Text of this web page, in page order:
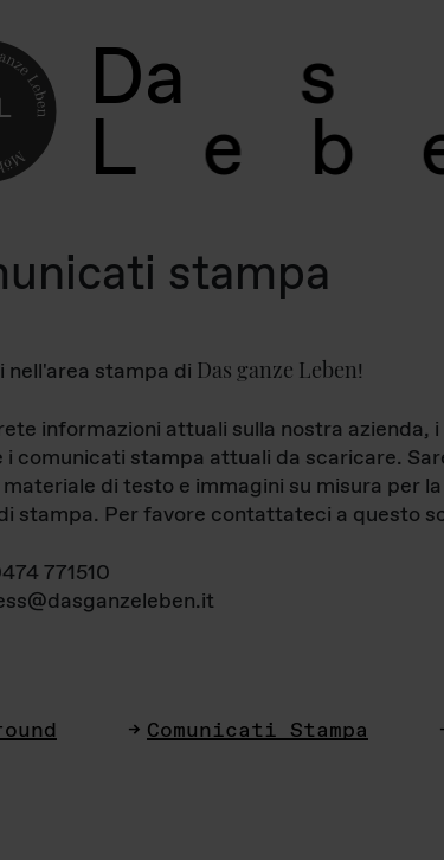
Da s
L e b
stampa
nell'area stampa di Das ganze Leben!
informazioni attuali sulla nostra azienda,
comunicati stampa attuali da scaricare.
di testo e immagini su misura per
stampa. Per favore contattateci a questo
771510
Comunicati Stampa